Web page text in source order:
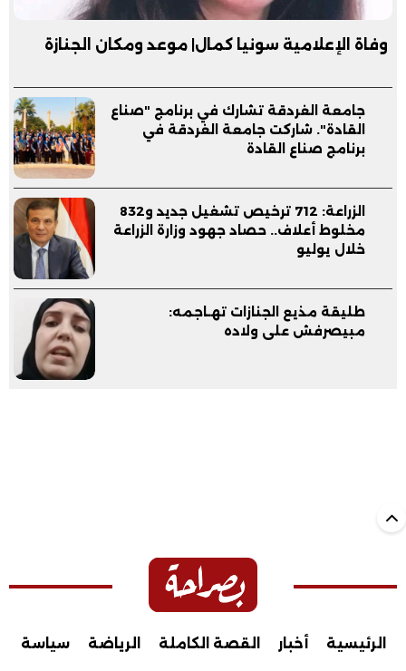
وفاة الإعلامية سونيا كمال| موعد ومكان الجنازة
جامعة الغردقة تشارك في برنامج "صناع
القادة". شاركت جامعة الغردقة في
برنامج صناع القادة
الزراعة: 712 ترخيص تشغيل جديد و832
مخلوط أعلاف.. حصاد جهود وزارة الزراعة
خلال يوليو
طليقة مذيع الجنازات تهـاجمه:
مبيصرفش على ولاده
الرئيسية أخبار القصة الكاملة الرياضة سياسة